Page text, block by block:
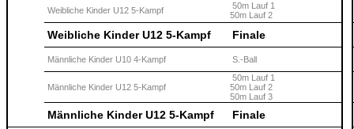
Weibliche Kinder U12 5-Kampf
50m Lauf 1
50m Lauf 2
Weibliche Kinder U12 5-Kampf Finale
Männliche Kinder U10 4-Kampf S.-Ball
Männliche Kinder U12 5-Kampf
50m Lauf 1
50m Lauf 2
50m Lauf 3
Männliche Kinder U12 5-Kampf
Finale